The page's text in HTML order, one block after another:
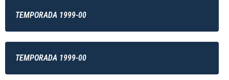
TEMPORADA 1999-00
TEMPORADA 1999-00